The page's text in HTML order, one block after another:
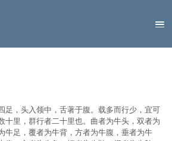
足，头入领中，舌著于腹。载多而行少，宜可
十里，群行者二十里也。曲者为牛头，双者为
牛足，覆者为牛背，方者为牛腹，垂者为牛